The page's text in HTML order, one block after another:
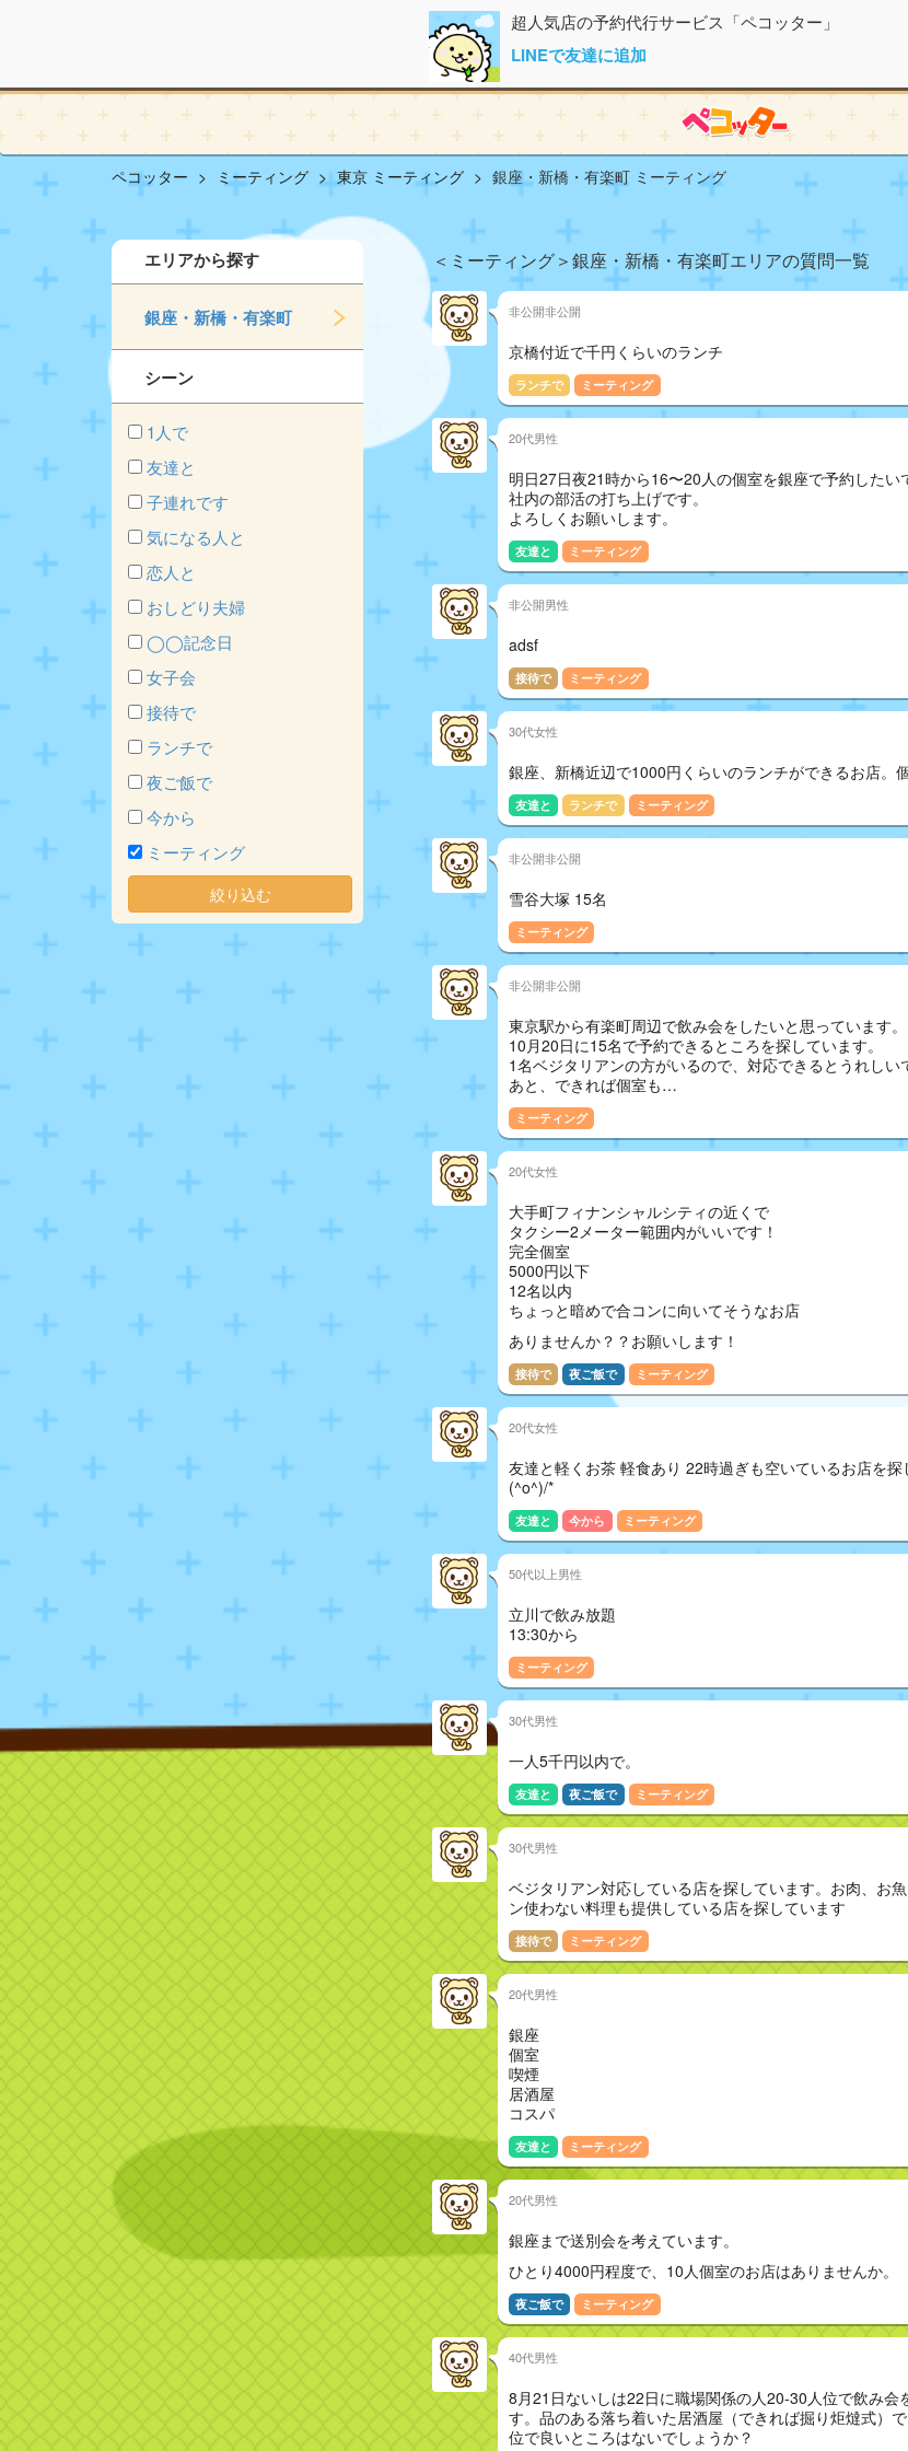
超人気店の予約代行サービス「ペコッター」
LINEで友達に追加
ペコッター ミーティング 東京 ミーティング 銀座・新橋・有楽町 ミーティング
＜ミーティング＞銀座・新橋・有楽町エリアの質問一覧
非公開非公開
京橋付近で千円くらいのランチ
ランチで ミーティング
20代男性
明日27日夜21時から16〜20人の個室を銀座で予約したい
社内の部活の打ち上げです。
よろしくお願いします。
友達と ミーティング
非公開男性
adsf
接待で ミーティング
30代女性
銀座、新橋近辺で1000円くらいのランチができるお店。
友達と ランチで ミーティング
非公開非公開
雪谷大塚 15名
ミーティング
非公開非公開
東京駅から有楽町周辺で飲み会をしたいと思っています。
10月20日に15名で予約できるところを探しています。
1名ベジタリアンの方がいるので、対応できるとうれしい
あと、できれば個室も…
ミーティング
20代女性
大手町フィナンシャルシティの近くで
タクシー2メーター範囲内がいいです！
完全個室
5000円以下
12名以内
ちょっと暗めで合コンに向いてそうなお店
ありませんか？？お願いします！
接待で 夜ご飯で ミーティング
20代女性
友達と軽くお茶 軽食あり 22時過ぎも空いているお店を探
(^o^)/*
友達と 今から ミーティング
50代以上男性
立川で飲み放題
13:30から
ミーティング
30代男性
一人5千円以内で。
友達と 夜ご飯で ミーティング
30代男性
ベジタリアン対応している店を探しています。お肉、お
ン使わない料理も提供している店を探しています
接待で ミーティング
20代男性
銀座
個室
喫煙
居酒屋
コスパ
友達と ミーティング
20代男性
銀座まで送別会を考えています。
ひとり4000円程度で、10人個室のお店はありませんか。
夜ご飯で ミーティング
40代男性
8月21日ないしは22日に職場関係の人20-30人位で飲み会
す。品のある落ち着いた居酒屋（できれば掘り炬燵式）
位で良いところはないでしょうか？
エリアから探す
銀座・新橋・有楽町
シーン
1人で
友達と
子連れです
気になる人と
恋人と
おしどり夫婦
◯◯記念日
女子会
接待で
ランチで
夜ご飯で
今から
ミーティング
絞り込む